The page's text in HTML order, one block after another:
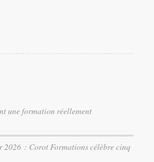
une formation réellement
2026 : Corot Formations célèbre cinq